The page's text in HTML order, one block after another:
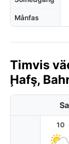
Månfas
Timvis
Ḩafş,
10